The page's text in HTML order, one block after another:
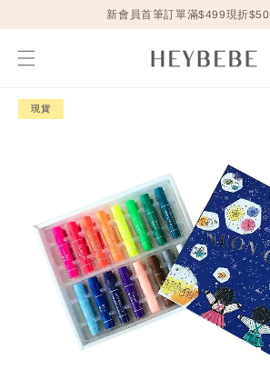
新會員首筆訂單滿$499現折$50
現貨